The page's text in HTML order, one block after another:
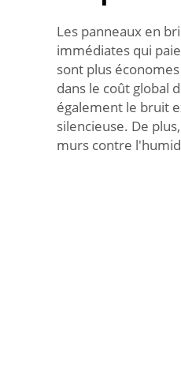
Les panneaux en
immédiates qui
sont plus
dans le coût global
également le bruit
silencieuse. De
murs contre